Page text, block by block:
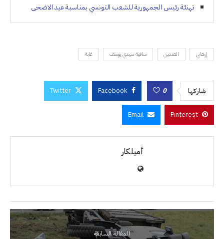
تهنئة رئيس الجمهورية للشعب التونسي بمناسبة عيد الاضحى
إرهابي الصدين ساقية سيدي يوسف غابة
شاركها 0
Facebook
Twitter
Pinterest
Email
أميلكار
المقالة السابقة